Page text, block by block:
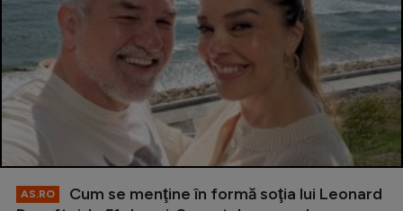
AS.RO
Cum se menţine în formă soţia lui Leonard